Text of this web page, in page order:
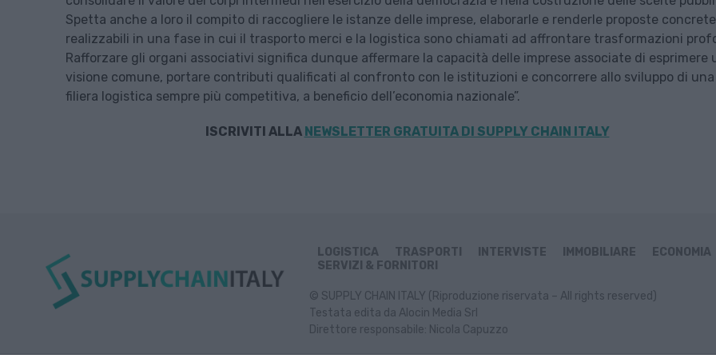
Spetta anche a loro il compito di raccogliere le istanze delle imprese, elaborarle e renderle proposte
realizzabili in una fase in cui il trasporto merci e la logistica sono chiamati ad affrontare trasformazioni
Rafforzare gli organi associativi significa dunque affermare la capacità delle imprese associate di esprimere
visione comune, portare contributi qualificati al confronto con le istituzioni e concorrere allo sviluppo di una
filiera logistica sempre più competitiva, a beneficio dell’economia nazionale”.
ISCRIVITI ALLA NEWSLETTER GRATUITA DI SUPPLY CHAIN ITALY
LOGISTICA TRASPORTI INTERVISTE IMMOBILIARE ECONOMIA
SERVIZI & FORNITORI
© SUPPLY CHAIN ITALY (Riproduzione riservata – All rights reserved)
Testata edita da Alocin Media Srl
Direttore responsabile: Nicola Capuzzo